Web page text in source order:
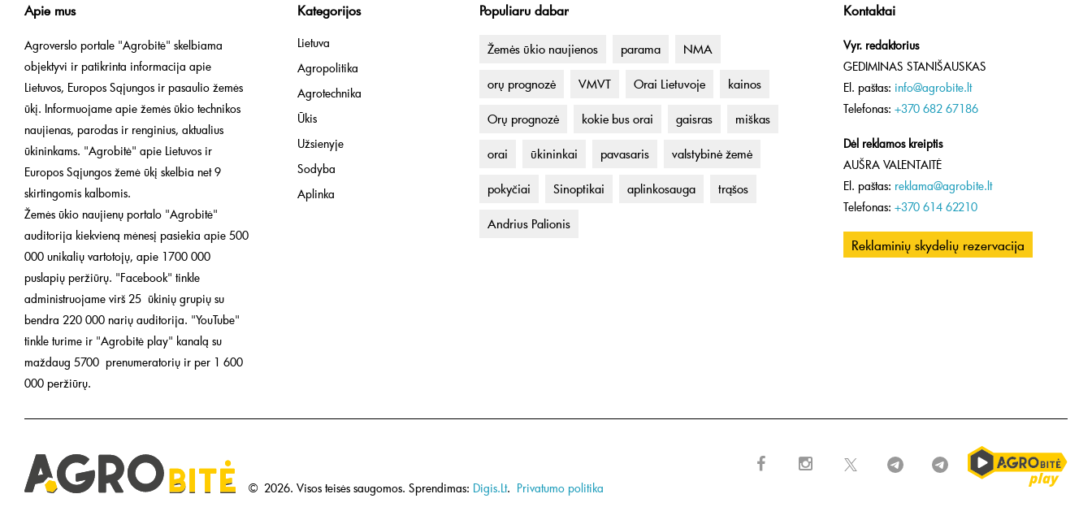
Apie mus
Agroverslo portale "Agrobitė" skelbiama
objektyvi ir patikrinta informacija apie
Lietuvos, Europos Sąjungos ir pasaulio žemės
ūkį. Informuojame apie žemės ūkio technikos
naujienas, parodas ir renginius, aktualius
ūkininkams. "Agrobitė" apie Lietuvos ir
Europos Sąjungos žemė ūkį skelbia net 9
skirtingomis kalbomis.
Žemės ūkio naujienų portalo "Agrobitė"
auditorija kiekvieną mėnesį pasiekia apie 500
000 unikalių vartotojų, apie 1700 000
puslapių peržiūrų. "Facebook" tinkle
administruojame virš 25 ūkinių grupių su
bendra 220 000 narių auditorija. "YouTube"
tinkle turime ir "Agrobitė play" kanalą su
maždaug 5700 prenumeratorių ir per 1 600
000 peržiūrų.
Populiaru dabar
Žemės ūkio naujienos parama NMA
orų prognozė VMVT Orai Lietuvoje kainos
Orų prognozė kokie bus orai gaisras miškas
orai ūkininkai pavasaris valstybinė žemė
pokyčiai Sinoptikai aplinkosauga trąšos
Andrius Palionis
Kategorijos
Lietuva
Agropolitika
Agrotechnika
Ūkis
Užsienyje
Sodyba
Aplinka
Kontaktai
Vyr. redaktorius
GEDIMINAS STANIŠAUSKAS
El. paštas: info@agrobite.lt
Telefonas: +370 682 67186
Dėl reklamos kreiptis
AUŠRA VALENTAITĖ
El. paštas: reklama@agrobite.lt
Telefonas: +370 614 62210
Reklaminių skydelių rezervacija
© 2026. Visos teisės saugomos. Sprendimas: Digis.Lt. Privatumo politika